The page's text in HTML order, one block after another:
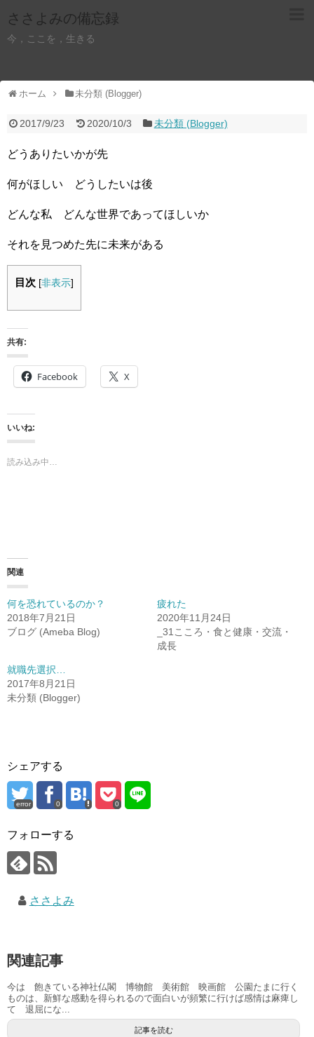
ささよみの備忘録
今，ここを，生きる
ホーム 未分類 (Blogger)
2017/9/23 2020/10/3 未分類 (Blogger)
どうありたいかが先
何がほしい どうしたいは後
どんな私 どんな世界であってほしいか
それを見つめた先に未来がある
目次 [非表示]
共有:
Facebook X
いいね:
読み込み中…
関連
何を恐れているのか？
2018年7月21日
ブログ (Ameba Blog)
疲れた
2020年11月24日
_31こころ・食と健康・交流・
成長
就職先選択…
2017年8月21日
未分類 (Blogger)
シェアする
error 0 0
フォローする
ささよみ
関連記事
今は 飽きている神社仏閣 博物館 美術館 映画館 公園たまに行く
ものは、新鮮な感動を得られるので面白いが頻繁に行けば感情は麻痺し
て 退屈にな...
記事を読む